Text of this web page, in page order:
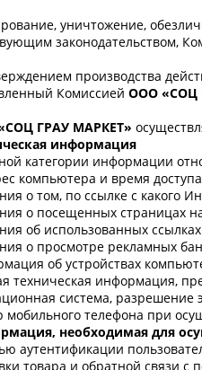
уничтожение,
законодательством,
производства
Комиссией ООО «СОЦ
ГРАУ МАРКЕТ»
информация
категории информации
компьютера и время
о том, по ссылке с какого
о посещенных страницах
об использованных
о просмотре рекламных
об устройствах
техническая информация,
система, разрешение
мобильного телефона при
необходимая для
аутентификации
товара и обратной связи с